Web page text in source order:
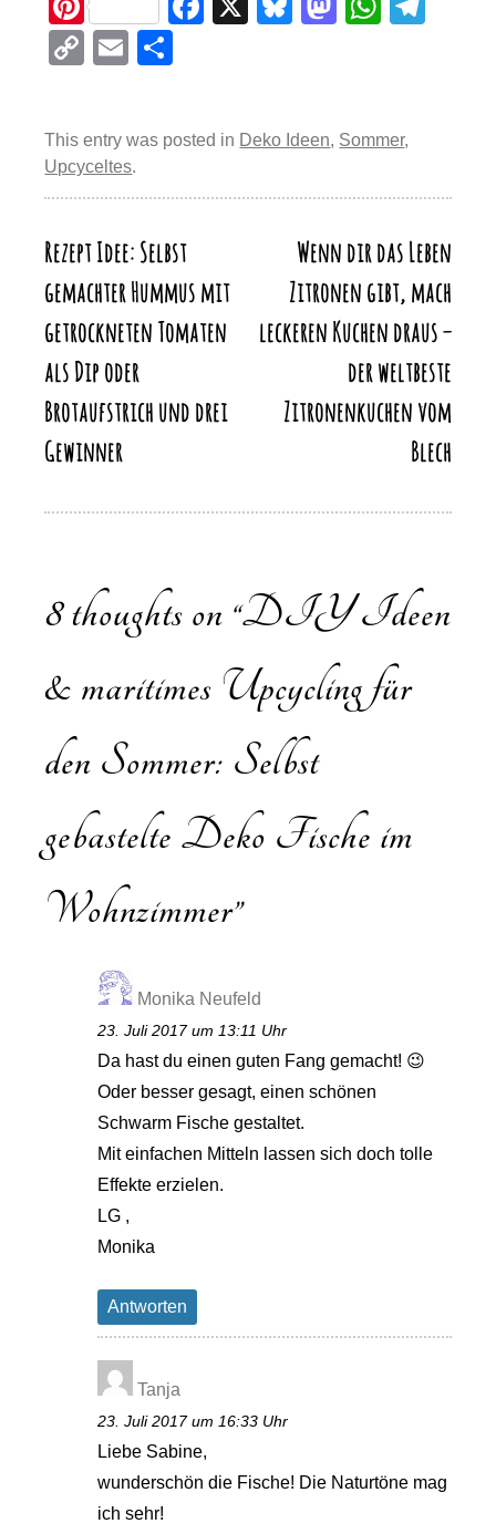
nt
er
st
b
y
d
A
C
y
Li
k
E
n
This entry was posted in Deko Ideen, Sommer,
Upcyceltes.
Beitragsnavigation
Rezept Idee: Selbst
gemachter Hummus mit
getrockneten Tomaten
als Dip oder
Brotaufstrich und drei
Gewinner
Wenn dir das Leben
Zitronen gibt, mach
leckeren Kuchen draus –
der weltbeste
Zitronenkuchen vom
Blech
8 thoughts on “DIY Ideen
& maritimes Upcycling für
den Sommer: Selbst
gebastelte Deko Fische im
Wohnzimmer”
Monika Neufeld
23. Juli 2017 um 13:11 Uhr
Da hast du einen guten Fang gemacht! 😉
Oder besser gesagt, einen schönen
Schwarm Fische gestaltet.
Mit einfachen Mitteln lassen sich doch tolle
Effekte erzielen.
LG ,
Monika
Antworten
Tanja
23. Juli 2017 um 16:33 Uhr
Liebe Sabine,
wunderschön die Fische! Die Naturtöne mag
ich sehr!